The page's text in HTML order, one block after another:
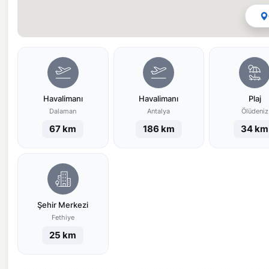
Havalimanı
Dalaman
67 km
Havalimanı
Antalya
186 km
Plaj
Ölüdeniz
34 km
Şehir Merkezi
Fethiye
25 km